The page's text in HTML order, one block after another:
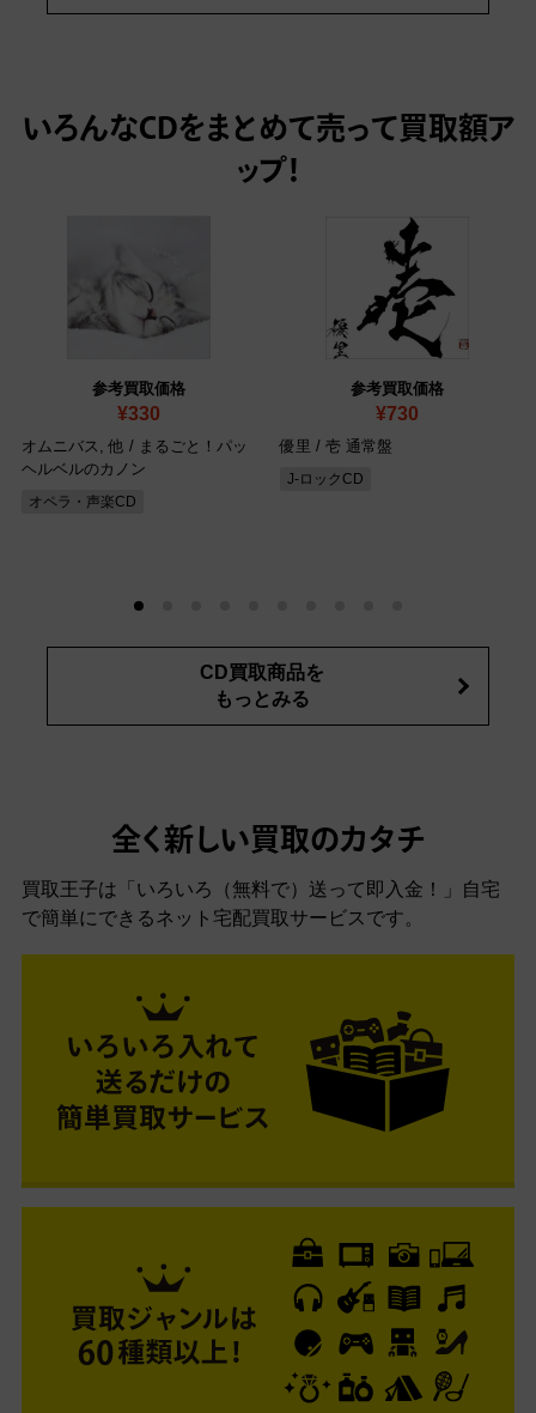
いろんなCDをまとめて売って買取額ア
ップ！
参考買取価格
¥330
オムニバス, 他 / まるごと！パッ
ヘルベルのカノン
オペラ・声楽CD
参考買取価格
¥730
優里 / 壱 通常盤
J-ロックCD
CD買取商品を
もっとみる
全く新しい買取のカタチ
買取王子は「いろいろ（無料で）送って即入金！」自宅
で簡単にできるネット宅配買取サービスです。